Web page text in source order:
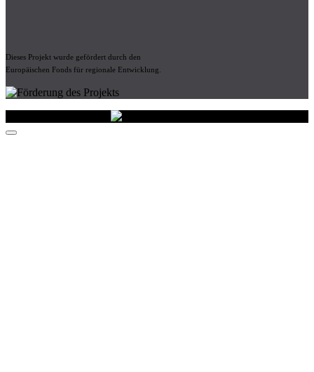
Dieses Projekt wurde gefördert durch den
Europäischen Fonds für regionale Entwicklung.